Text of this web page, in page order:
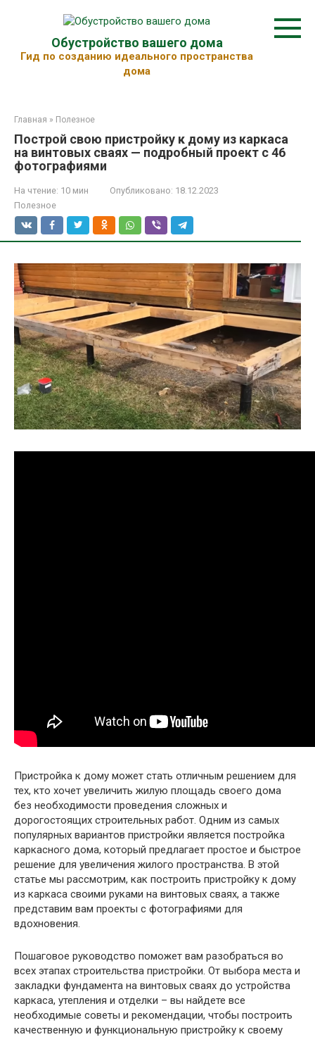
Обустройство вашего дома
Гид по созданию идеального пространства
дома
Главная » Полезное
Построй свою пристройку к дому из каркаса
на винтовых сваях — подробный проект с 46
фотографиями
На чтение: 10 мин Опубликовано: 18.12.2023
Полезное
Пристройка к дому может стать отличным решением для
тех, кто хочет увеличить жилую площадь своего дома
без необходимости проведения сложных и
дорогостоящих строительных работ. Одним из самых
популярных вариантов пристройки является постройка
каркасного дома, который предлагает простое и быстрое
решение для увеличения жилого пространства. В этой
статье мы рассмотрим, как построить пристройку к дому
из каркаса своими руками на винтовых сваях, а также
представим вам проекты с фотографиями для
вдохновения.
Пошаговое руководство поможет вам разобраться во
всех этапах строительства пристройки. От выбора места и
закладки фундамента на винтовых сваях до устройства
каркаса, утепления и отделки – вы найдете все
необходимые советы и рекомендации, чтобы построить
качественную и функциональную пристройку к своему